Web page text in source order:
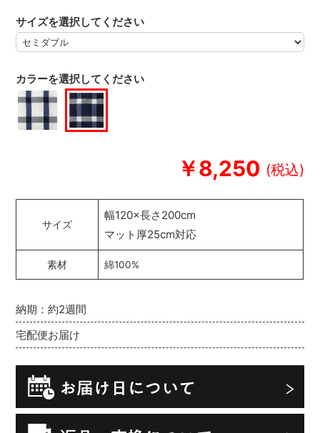
￥8,250
納期：約2週間
宅配便お届け
カラーを選択してください
サイズを選択してください
サイズ
幅120×長さ200cm
マット厚25cm対応
素材 綿100%